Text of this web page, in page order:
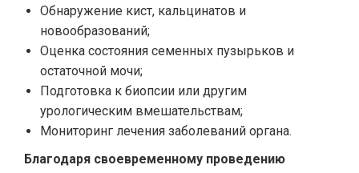
Обнаружение кист, кальцинатов и
новообразований;
Оценка состояния семенных пузырьков и
остаточной мочи;
Подготовка к биопсии или другим
урологическим вмешательствам;
Мониторинг лечения заболеваний органа.
Благодаря своевременному проведению